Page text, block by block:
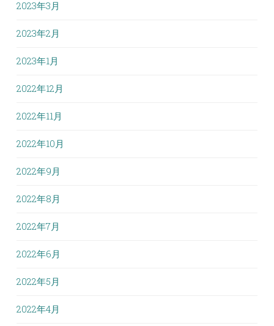
2023年3月
2023年2月
2023年1月
2022年12月
2022年11月
2022年10月
2022年9月
2022年8月
2022年7月
2022年6月
2022年5月
2022年4月